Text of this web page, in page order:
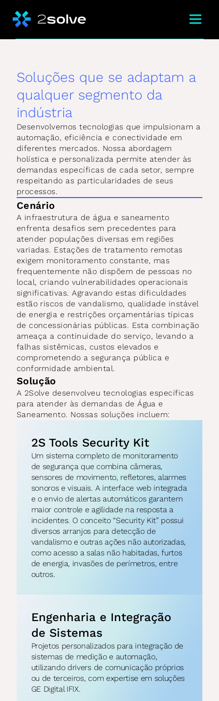
Soluções que se adaptam a
qualquer segmento da
indústria
Desenvolvemos tecnologias que impulsionam a
automação, eficiência e conectividade em
diferentes mercados. Nossa abordagem
holística e personalizada permite atender às
demandas específicas de cada setor, sempre
respeitando as particularidades de seus
processos.
Cenário
A infraestrutura de água e saneamento
enfrenta desafios sem precedentes para
atender populações diversas em regiões
variadas. Estações de tratamento remotas
exigem monitoramento constante, mas
frequentemente não dispõem de pessoas no
local, criando vulnerabilidades operacionais
significativas. Agravando estas dificuldades
estão riscos de vandalismo, qualidade instável
de energia e restrições orçamentárias típicas
de concessionárias públicas. Esta combinação
ameaça a continuidade do serviço, levando a
falhas sistêmicas, custos elevados e
comprometendo a segurança pública e
conformidade ambiental.
Solução
A 2Solve desenvolveu tecnologias específicas
para atender às demandas de Água e
Saneamento. Nossas soluções incluem:
2S Tools Security Kit
Um sistema completo de monitoramento
de segurança que combina câmeras,
sensores de movimento, refletores, alarmes
sonoros e visuais. A interface web integrada
e o envio de alertas automáticos garantem
maior controle e agilidade na resposta a
incidentes. O conceito “Security Kit” possui
diversos arranjos para detecção de
vandalismo e outras ações não autorizadas,
como acesso a salas não habitadas, furtos
de energia, invasões de perímetros, entre
outros.
Engenharia e Integração
de Sistemas
Projetos personalizados para integração de
sistemas de medição e automação,
utilizando drivers de comunicação próprios
ou de terceiros, com expertise em soluções
GE Digital IFIX.